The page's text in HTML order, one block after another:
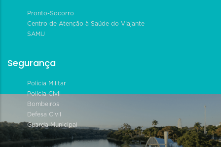
Pronto-Socorro
Centro de Atenção à Saúde do Viajante
SAMU
Segurança
Polícia Militar
Polícia Civil
Bombeiros
Defesa Civil
Guarda Municipal